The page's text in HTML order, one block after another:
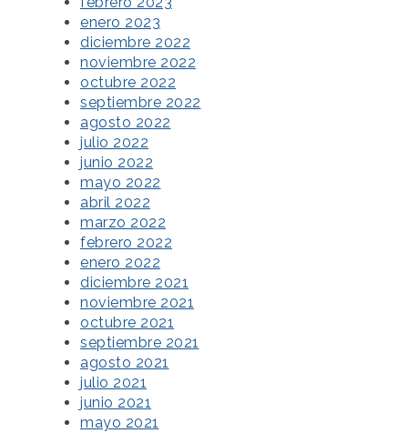
enero 2023
diciembre 2022
noviembre 2022
octubre 2022
septiembre 2022
agosto 2022
julio 2022
junio 2022
mayo 2022
abril 2022
marzo 2022
febrero 2022
enero 2022
diciembre 2021
noviembre 2021
octubre 2021
septiembre 2021
agosto 2021
julio 2021
junio 2021
mayo 2021